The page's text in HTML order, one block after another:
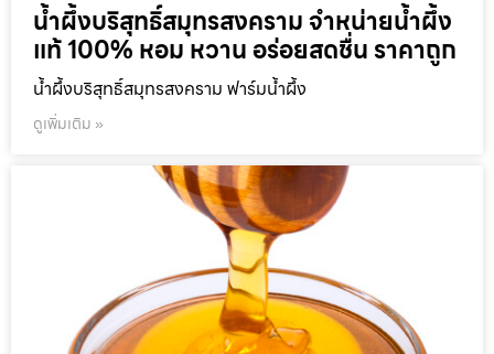
น้ำผึ้งบริสุทธิ์สมุทรสงคราม จำหน่ายน้ำผึ้ง
แท้ 100% หอม หวาน อร่อยสดชื่น ราคาถูก
น้ำผึ้งบริสุทธิ์สมุทรสงคราม ฟาร์มน้ำผึ้ง
ดูเพิ่มเติม »